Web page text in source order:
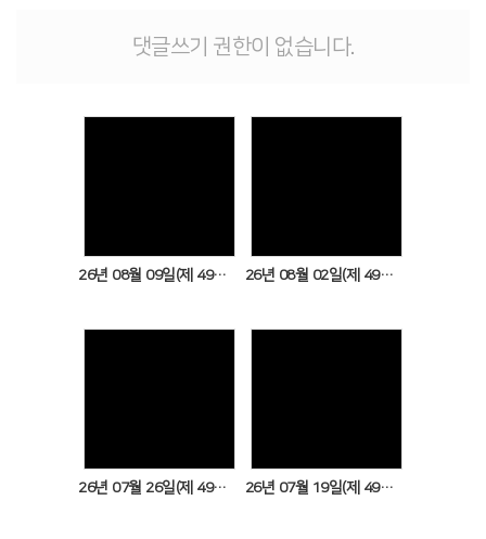
댓글쓰기 권한이 없습니다.
26년 08월 09일(제 49권 32호) 26년 08월 02일(제 49권 31호)
26년 07월 26일(제 49권 30호) 26년 07월 19일(제 49권 29호)